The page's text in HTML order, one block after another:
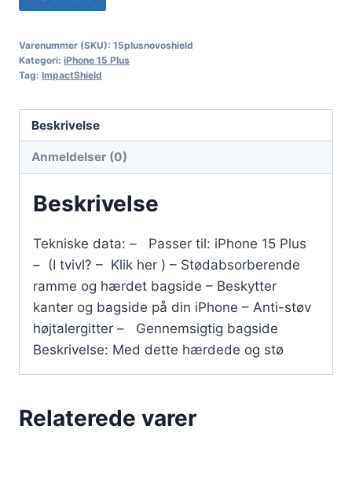
Varenummer (SKU): 15plusnovoshield
Kategori: iPhone 15 Plus
Tag: ImpactShield
Beskrivelse
Anmeldelser (0)
Beskrivelse
Tekniske data: – Passer til: iPhone 15 Plus
– (I tvivl? – Klik her ) – Stødabsorberende
ramme og hærdet bagside – Beskytter
kanter og bagside på din iPhone – Anti-støv
højtalergitter – Gennemsigtig bagside
Beskrivelse: Med dette hærdede og stø
Relaterede varer